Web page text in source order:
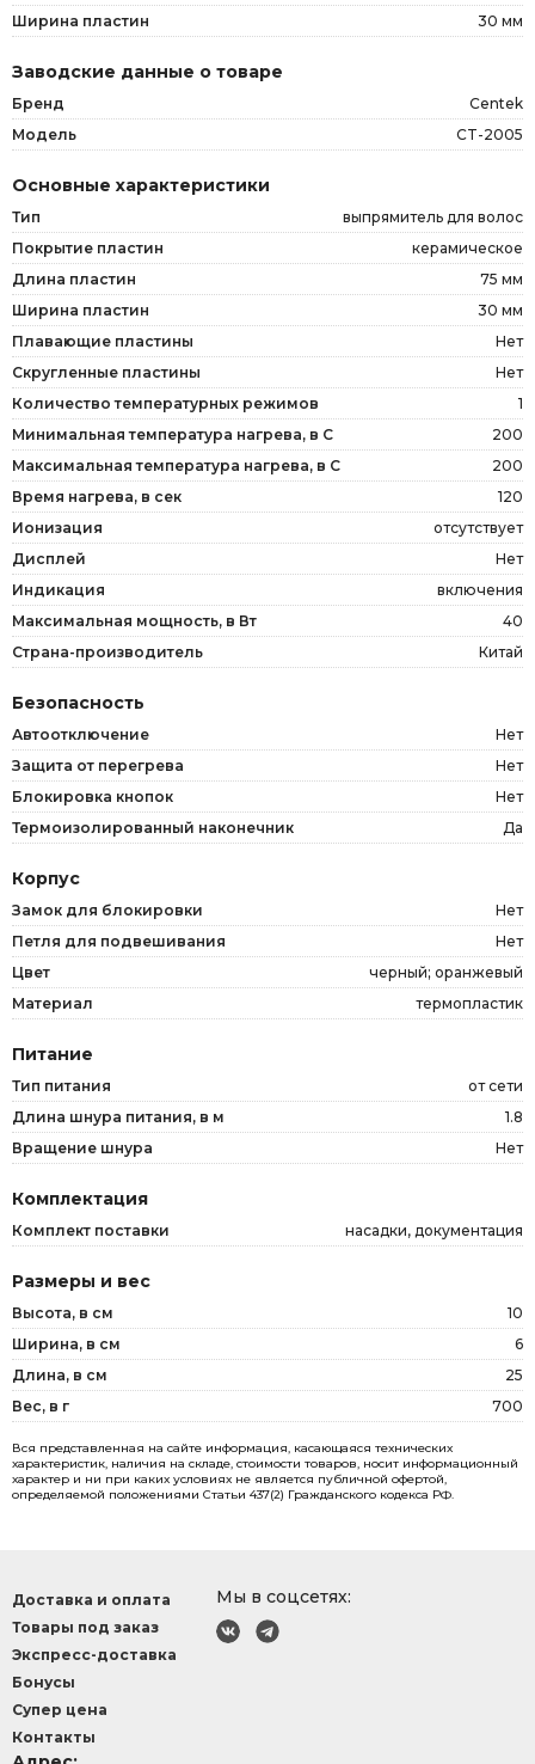
Ширина пластин
30 мм
Заводские данные о товаре
Бренд
Centek
Модель
CT-2005
Основные характеристики
Тип
выпрямитель для волос
Покрытие пластин
керамическое
Длина пластин
75 мм
Ширина пластин
30 мм
Плавающие пластины
Нет
Скругленные пластины
Нет
Количество температурных режимов
1
Минимальная температура нагрева, в С
200
Максимальная температура нагрева, в С
200
Время нагрева, в сек
120
Ионизация
отсутствует
Дисплей
Нет
Индикация
включения
Максимальная мощность, в Вт
40
Страна-производитель
Китай
Безопасность
Автоотключение
Нет
Защита от перегрева
Нет
Блокировка кнопок
Нет
Термоизолированный наконечник
Да
Корпус
Замок для блокировки
Нет
Петля для подвешивания
Нет
Цвет
черный; оранжевый
Материал
термопластик
Питание
Тип питания
от сети
Длина шнура питания, в м
1.8
Вращение шнура
Нет
Комплектация
Комплект поставки насадки, документация
Размеры и вес
Высота, в см
10
Ширина, в см
6
Длина, в см
25
Вес, в г
700
Вся представленная на сайте информация, касающаяся технических
характеристик, наличия на складе, стоимости товаров, носит информационный
характер и ни при каких условиях не является публичной офертой,
определяемой положениями Статьи 437(2) Гражданского кодекса РФ.
Мы в соцсетях:
Доставка и оплата
Товары под заказ
Экспресс-доставка
Бонусы
Супер цена
Контакты